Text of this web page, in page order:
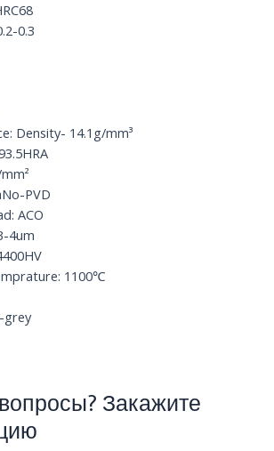
0.3
Density- 14.1g/mm³
PVD
ACO
4um
1100℃
grey
Закажите